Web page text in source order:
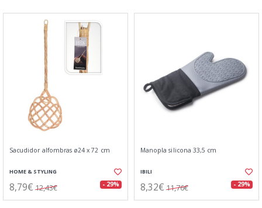
Sacudidor alfombras ø24 x 72 cm
HOME & STYLING
8,79€ 12,43€ - 29%
Manopla silicona 33,5 cm
IBILI
8,32€ 11,76€ - 29%